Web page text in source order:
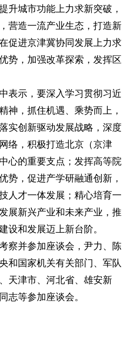
升城市功能上力求新突破，
营造一流产业生态，打造新
促进京津冀协同发展上力求
势，加强改革探索，发挥区
表示，要深入学习贯彻习近
神，抓住机遇、乘势而上，
实创新驱动发展战略，深度
络，积极打造北京（京津
心的重要支点；发挥高等院
势，促进产学研融通创新，
人才一体发展；精心培育一
展新兴产业和未来产业，推
设和发展迈上新台阶。
察并参加座谈会，尹力、陈
和国家机关有关部门、军队
天津市、河北省、雄安新
志等参加座谈会。